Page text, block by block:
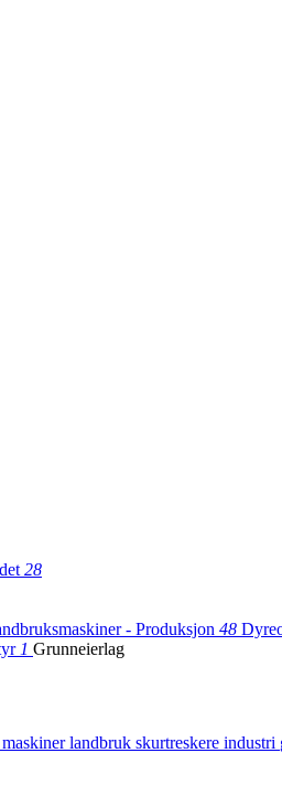
28
- Produksjon 48
1 Grunneierlag
maskinerlandbruk skurtreskere industri